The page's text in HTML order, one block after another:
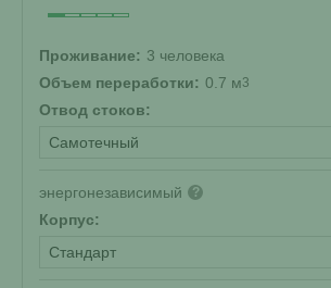
Проживание: 3 человека
Объем переработки: 0.7 м3
Отвод стоков:
Самотечный
энергонезависимый ?
Корпус:
Стандарт